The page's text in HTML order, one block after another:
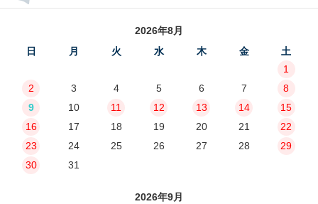
2026年8月
日
月 火 水 木 金
土
1
2
3 4 5 6 7
8
9
10 11 12 13 14
15
16
17 18 19 20 21
22
23
24 25 26 27 28
29
30
31
2026年9月